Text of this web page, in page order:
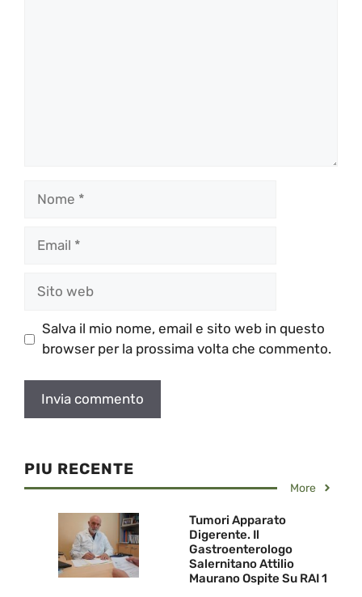
Salva il mio nome, email e sito web in questo
browser per la prossima volta che commento.
PIU RECENTE
More
Tumori Apparato
Digerente. Il
Gastroenterologo
Salernitano Attilio
Maurano Ospite Su RAI 1